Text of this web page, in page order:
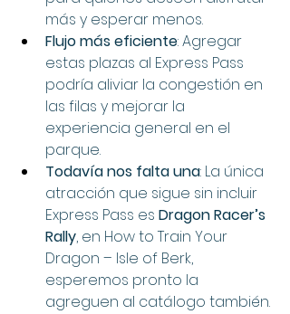
más y esperar menos.
Flujo más eficiente: Agregar
estas plazas al Express Pass
podría aliviar la congestión en
las filas y mejorar la
experiencia general en el
parque.
Todavía nos falta una: La única
atracción que sigue sin incluir
Express Pass es Dragon Racer’s
Rally, en How to Train Your
Dragon – Isle of Berk,
esperemos pronto la
agreguen al catálogo también.